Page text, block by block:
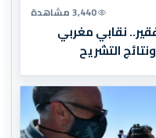
3,440 مشاهدة
نقابي مغربي
التشريح